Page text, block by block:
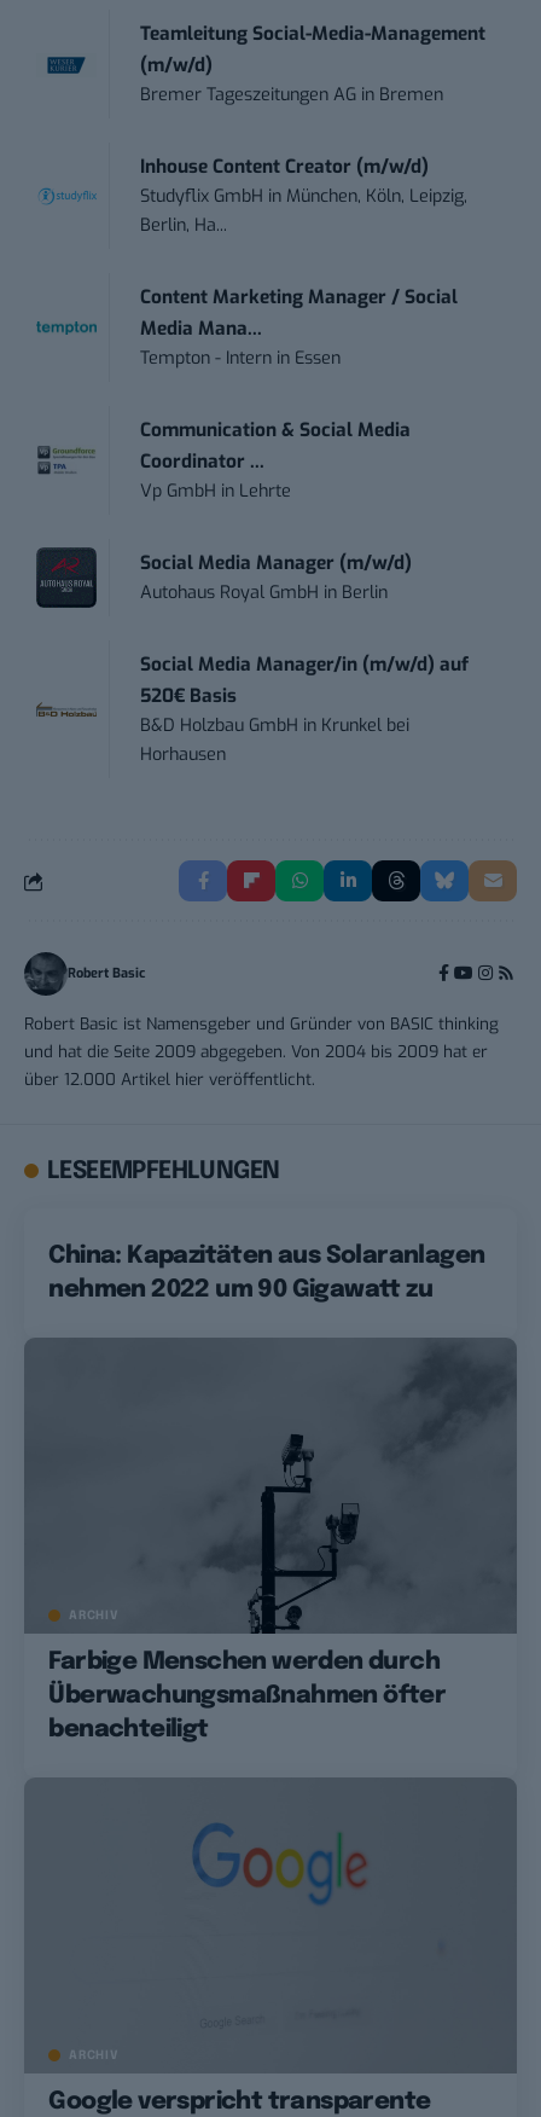
Teamleitung Social-Media-Management
(m/w/d)
Bremer Tageszeitungen AG in Bremen
Inhouse Content Creator (m/w/d)
Studyflix GmbH in München, Köln, Leipzig,
Berlin, Ha...
Content Marketing Manager / Social
Media Mana...
Tempton - Intern in Essen
Communication & Social Media
Coordinator ...
Vp GmbH in Lehrte
Social Media Manager (m/w/d)
Autohaus Royal GmbH in Berlin
Social Media Manager/in (m/w/d) auf
520€ Basis
B&D Holzbau GmbH in Krunkel bei
Horhausen
Robert Basic
Robert Basic ist Namensgeber und Gründer von BASIC thinking
und hat die Seite 2009 abgegeben. Von 2004 bis 2009 hat er
über 12.000 Artikel hier veröffentlicht.
LESEEMPFEHLUNGEN
China: Kapazitäten aus Solaranlagen
nehmen 2022 um 90 Gigawatt zu
ARCHIV
Farbige Menschen werden durch
Überwachungsmaßnahmen öfter
benachteiligt
ARCHIV
Google verspricht transparente